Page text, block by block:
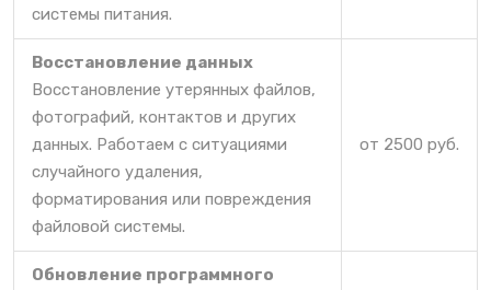
системы питания.
Восстановление данных
Восстановление утерянных файлов,
фотографий, контактов и других
данных. Работаем с ситуациями
случайного удаления,
форматирования или повреждения
файловой системы.
от 2500 руб.
Обновление программного